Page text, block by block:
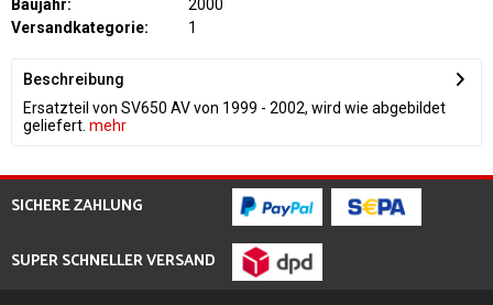
Baujahr:
2000
Versandkategorie:
1
Beschreibung
Ersatzteil von SV650 AV von 1999 - 2002, wird wie abgebildet
geliefert. mehr
SICHERE ZAHLUNG
SUPER SCHNELLER VERSAND